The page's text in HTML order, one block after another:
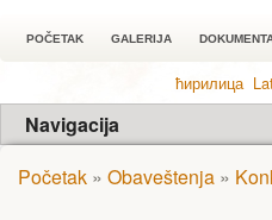
POČETAK GALERIJA
ћирилица
Navigacija
Početak » Obaveštenja »